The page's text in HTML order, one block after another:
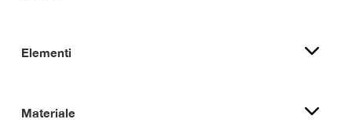
Elementi
Materiale